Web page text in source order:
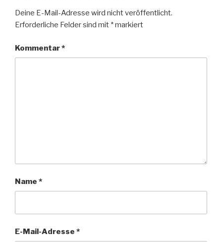
Deine E-Mail-Adresse wird nicht veröffentlicht.
Erforderliche Felder sind mit *markiert
Kommentar*
Name *
E-Mail-Adresse *